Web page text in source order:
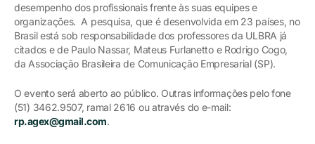
desempenho dos profissionais frente às suas equipes e
organizações. A pesquisa, que é desenvolvida em 23 países, no
Brasil está sob responsabilidade dos professores da ULBRA já
citados e de Paulo Nassar, Mateus Furlanetto e Rodrigo Cogo,
da Associação Brasileira de Comunicação Empresarial (SP).
O evento será aberto ao público. Outras informações pelo fone
(51) 3462.9507, ramal 2616 ou através do e-mail:
rp.agex@gmail.com.